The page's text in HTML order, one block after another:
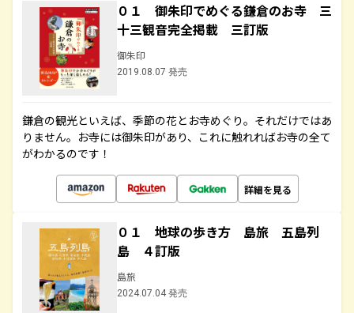
０１ 御朱印でめぐる鎌倉のお寺 三
十三観音完全掲載 三訂版
御朱印
2019.08.07 発売
鎌倉の観光といえば、季節の花とお寺めぐり。それだけではあ
りません。お寺には御朱印があり、これに触れればお寺の全て
がわかるのです！
詳細を見る
０１ 地球の歩き方 島旅 五島列
島 ４訂版
島旅
2024.07.04 発売